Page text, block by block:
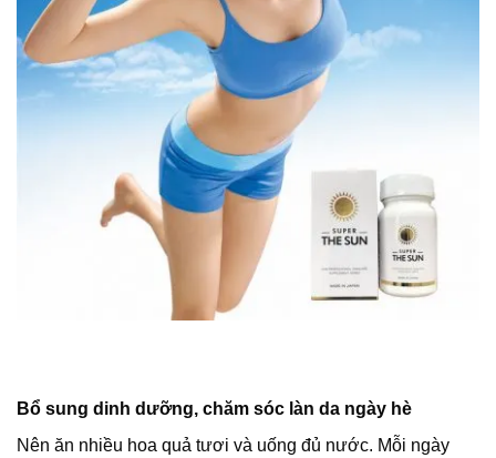
Bổ sung dinh dưỡng, chăm sóc làn da ngày hè
Nên ăn nhiều hoa quả tươi và uống đủ nước. Mỗi ngày